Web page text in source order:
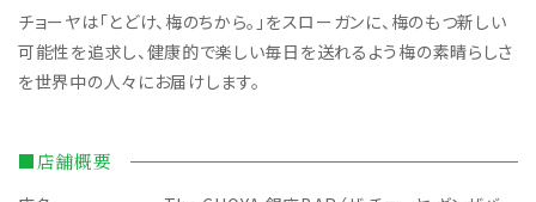
チョーヤは「とどけ、梅のちから。」をスローガンに、梅のもつ新しい
可能性を追求し、健康的で楽しい毎日を送れるよう梅の素晴らしさ
を世界中の人々にお届けします。
■店舗概要